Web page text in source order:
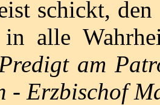
schickt,
in alle
am
- Erzbischof